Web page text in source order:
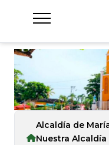
Alcaldía de
Nuestra Alcaldía